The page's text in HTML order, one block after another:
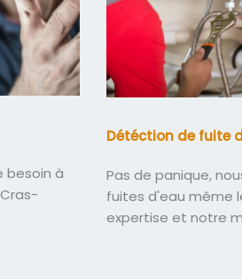
besoin à
Détéction de fuite
Pas de panique,
fuites d'eau même
expertise et notre